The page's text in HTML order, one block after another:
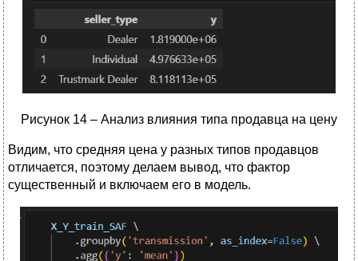
Рисунок 14 – Анализ влияния типа продавца на цену
Видим, что средняя цена у разных типов продавцов
отличается, поэтому делаем вывод, что фактор
существенный и включаем его в модель.